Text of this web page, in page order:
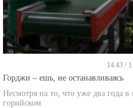
14:43 /
Горджи – ешь, не останавливаясь
Несмотря на то, что уже два года
горийском